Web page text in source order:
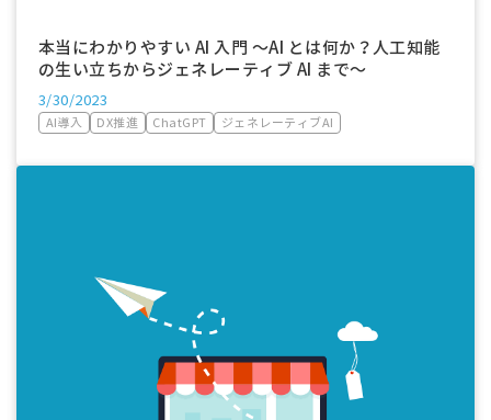
本当にわかりやすい AI 入門 ～AI とは何か？人工知能
の生い立ちからジェネレーティブ AI まで～
3/30/2023
AI導入 DX推進 ChatGPT ジェネレーティブAI